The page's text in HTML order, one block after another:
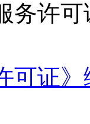
许可
可证